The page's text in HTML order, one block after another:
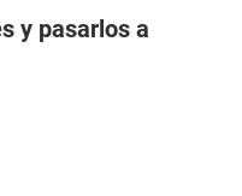
y pasarlos a